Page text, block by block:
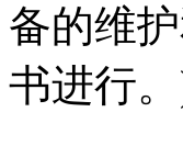
备的维
书进行